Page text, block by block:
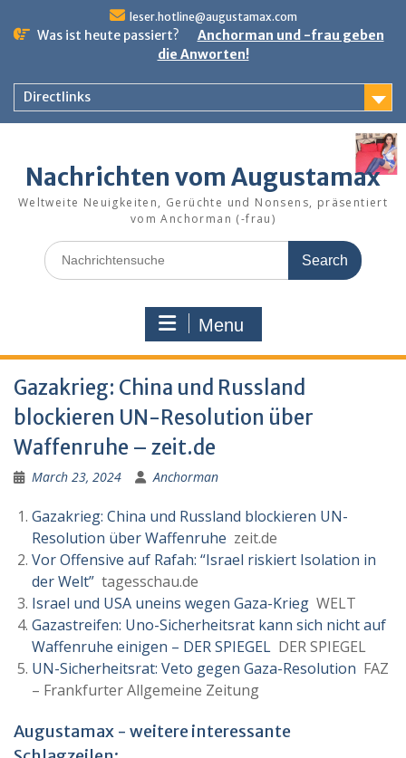
leser.hotline@augustamax.com
Was ist heute passiert?
Anchorman und -frau geben
die Anworten!
Directlinks
Nachrichten vom Augustamax
Weltweite Neuigkeiten, Gerüchte und Nonsens, präsentiert
vom Anchorman (-frau)
Search
for:
Menu
Gazakrieg: China und Russland
blockieren UN-Resolution über
Waffenruhe – zeit.de
March 23, 2024 Anchorman
Gazakrieg: China und Russland blockieren UN-
Resolution über Waffenruhe zeit.de
Vor Offensive auf Rafah: “Israel riskiert Isolation in
der Welt” tagesschau.de
Israel und USA uneins wegen Gaza-Krieg WELT
Gazastreifen: Uno-Sicherheitsrat kann sich nicht auf
Waffenruhe einigen – DER SPIEGEL DER SPIEGEL
UN-Sicherheitsrat: Veto gegen Gaza-Resolution FAZ
– Frankfurter Allgemeine Zeitung
Augustamax - weitere interessante